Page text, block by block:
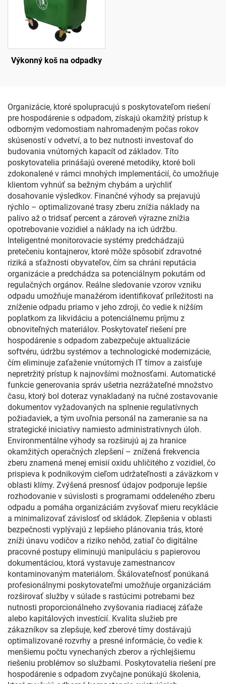
Výkonný koš na odpadky
Organizácie, ktoré spolupracujú s poskytovateľom riešení
pre hospodárenie s odpadom, získajú okamžitý prístup k
odborným vedomostiam nahromadeným počas rokov
skúseností v odvetví, a to bez nutnosti investovať do
budovania vnútorných kapacít od základov. Títo
poskytovatelia prinášajú overené metodiky, ktoré boli
zdokonalené v rámci mnohých implementácií, čo umožňuje
klientom vyhnúť sa bežným chybám a urýchliť
dosahovanie výsledkov. Finančné výhody sa prejavujú
rýchlo – optimalizované trasy zberu znížia náklady na
palivo až o tridsať percent a zároveň výrazne znížia
opotrebovanie vozidiel a náklady na ich údržbu.
Inteligentné monitorovacie systémy predchádzajú
pretečeniu kontajnerov, ktoré môže spôsobiť zdravotné
riziká a sťažnosti obyvateľov, čím sa chráni reputácia
organizácie a predchádza sa potenciálnym pokutám od
regulačných orgánov. Reálne sledovanie vzorov vzniku
odpadu umožňuje manažérom identifikovať príležitosti na
zníženie odpadu priamo v jeho zdroji, čo vedie k nižším
poplatkom za likvidáciu a potenciálnemu príjmu z
obnoviteľných materiálov. Poskytovateľ riešení pre
hospodárenie s odpadom zabezpečuje aktualizácie
softvéru, údržbu systémov a technologické modernizácie,
čím eliminuje zaťaženie vnútorných IT tímov a zaisťuje
nepretržitý prístup k najnovšími možnosťami. Automatické
funkcie generovania správ ušetria nezrážateľné množstvo
času, ktorý bol doteraz vynakladaný na ručné zostavovanie
dokumentov vyžadovaných na splnenie regulatívnych
požiadaviek, a tým uvoľnia personál na zameranie sa na
strategické iniciatívy namiesto administratívnych úloh.
Environmentálne výhody sa rozširujú aj za hranice
okamžitých operačných zlepšení – znížená frekvencia
zberu znamená menej emisií oxidu uhličitého z vozidiel, čo
prispieva k podnikovým cieľom udržateľnosti a záväzkom v
oblasti klímy. Zvýšená presnosť údajov podporuje lepšie
rozhodovanie v súvislosti s programami oddeleného zberu
odpadu a pomáha organizáciám zvyšovať mieru recyklácie
a minimalizovať závislosť od skládok. Zlepšenia v oblasti
bezpečnosti vyplývajú z lepšieho plánovania trás, ktoré
zníži únavu vodičov a riziko nehôd, zatiaľ čo digitálne
pracovné postupy eliminujú manipuláciu s papierovou
dokumentáciou, ktorá vystavuje zamestnancov
kontaminovaným materiálom. Škálovateľnosť ponúkaná
profesionálnymi poskytovateľmi umožňuje organizáciám
rozširovať služby v súlade s rastúcimi potrebami bez
nutnosti proporcionálneho zvyšovania riadiacej záťaže
alebo kapitálových investícií. Kvalita služieb pre
zákazníkov sa zlepšuje, keď zberové tímy dostávajú
optimalizované rozvrhy a presné informácie, čo vedie k
menšiemu počtu vynechaných zberov a rýchlejšiemu
riešeniu problémov so službami. Poskytovatelia riešení pre
hospodárenie s odpadom zvyčajne ponúkajú školenia,